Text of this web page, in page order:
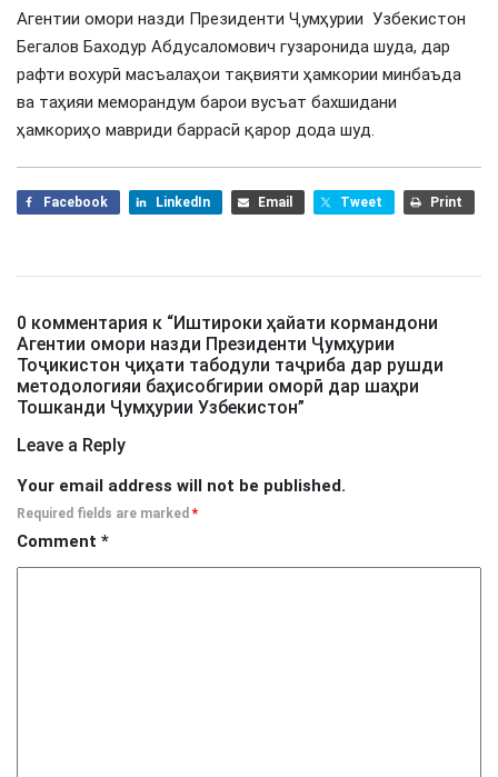
Агентии омори назди Президенти Ҷумҳурии Узбекистон
Бегалов Баходур Абдусаломович гузаронида шуда, дар
рафти вохурӣ масъалаҳои тақвияти ҳамкории минбаъда
ва таҳияи меморандум барои вусъат бахшидани
ҳамкориҳо мавриди баррасӣ қарор дода шуд.
Facebook LinkedIn Email Tweet Print
0 комментария к “Иштироки ҳайати кормандони
Агентии омори назди Президенти Ҷумҳурии
Тоҷикистон ҷиҳати табодули таҷриба дар рушди
методологияи баҳисобгирии оморӣ дар шаҳри
Тошканди Ҷумҳурии Узбекистон”
Leave a Reply
Your email address will not be published.
Required fields are marked *
Comment *